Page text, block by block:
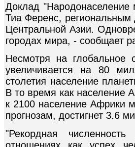
Доклад
Тиа Ференс,
Центральной Азии.
городах мира, - сообщает
Несмотря на глобальное
увеличивается на 80
столетия население
В то время как население
к 2100 население Африки
прогнозам, достигнет 3.6
"Рекордная